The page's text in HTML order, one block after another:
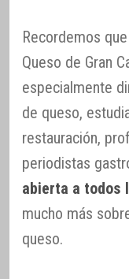
Recordemos
Queso de Gran
especialmente
de queso,
restauración,
periodistas
abierta a todos
mucho más
queso.